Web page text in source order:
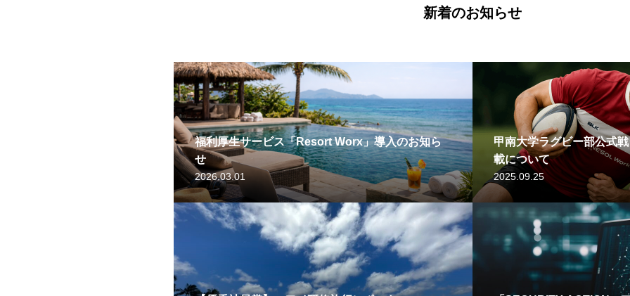
新着のお知らせ
福利厚生サービス「Resort Worx」導入のお知ら
せ
2026.03.01
甲南大学ラグビー部公式
載について
2025.09.25